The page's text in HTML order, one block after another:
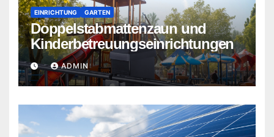
EINRICHTUNG GARTEN
Doppelstabmattenzaun und
Kinderbetreuungseinrichtungen
ADMIN